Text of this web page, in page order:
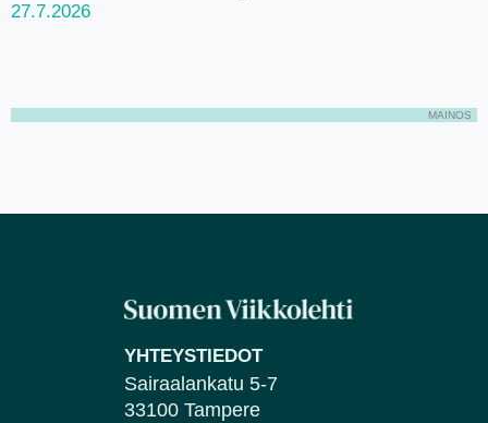
27.7.2026
MAINOS
YHTEYSTIEDOT
Sairaalankatu 5-7
33100 Tampere